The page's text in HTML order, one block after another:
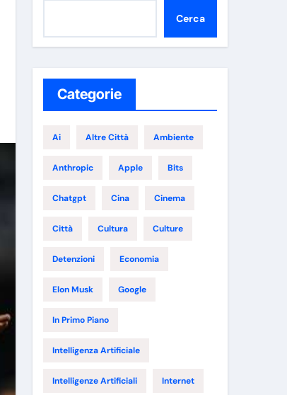
Cerca
Categorie
Ai Altre Città Ambiente
Anthropic Apple Bits
Chatgpt Cina Cinema
Città Cultura Culture
Detenzioni Economia
Elon Musk Google
In Primo Piano
Intelligenza Artificiale
Intelligenze Artificiali Internet